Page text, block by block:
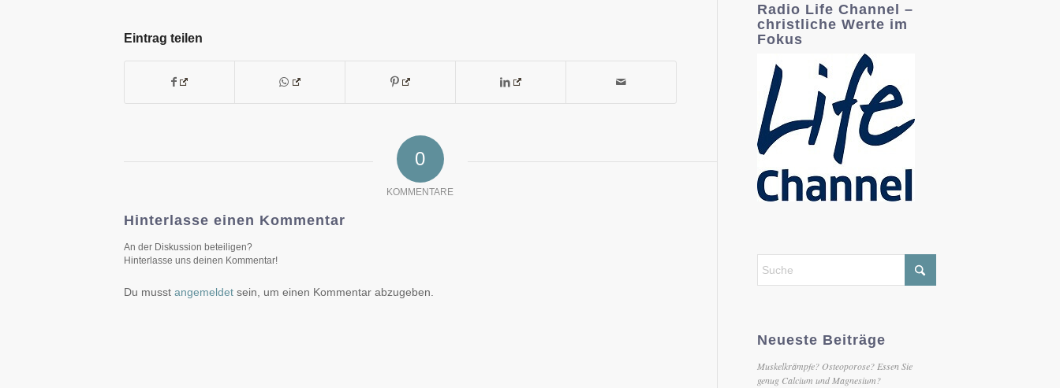
Eintrag teilen
0
KOMMENTARE
Hinterlasse einen Kommentar
An der Diskussion beteiligen?
Hinterlasse uns deinen Kommentar!
Du musst angemeldet sein, um einen Kommentar abzugeben.
Radio Life Channel –
christliche Werte im
Fokus
Neueste Beiträge
Muskelkrämpfe? Osteoporose? Essen Sie
genug Calcium und Magnesium?